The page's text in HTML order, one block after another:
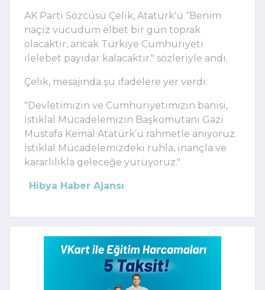
AK Parti Sözcüsü Çelik, Atatürk'ü “Benim
naçiz vücudum elbet bir gün toprak
olacaktır, ancak Türkiye Cumhuriyeti
ilelebet payidar kalacaktır." sözleriyle andı.
Çelik, mesajında şu ifadelere yer verdi:
"Devletimizin ve Cumhuriyetimizin banisi,
İstiklal Mücadelemizin Başkomutanı Gazi
Mustafa Kemal Atatürk’ü rahmetle anıyoruz.
İstiklal Mücadelemizdeki ruhla, inançla ve
kararlılıkla geleceğe yürüyoruz."
Hibya Haber Ajansı